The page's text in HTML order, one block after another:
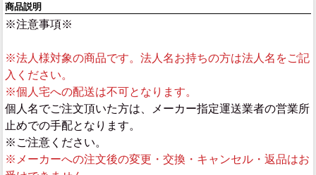
商品説明
※注意事項※
※法人様対象の商品です。法人名お持ちの方は法人名をご記
入ください。
※個人宅への配送は不可となります。
個人名でご注文頂いた方は、メーカー指定運送業者の営業所
止めでの手配となります。
※ご注意ください。
※メーカーへの注文後の変更・交換・キャンセル・返品はお